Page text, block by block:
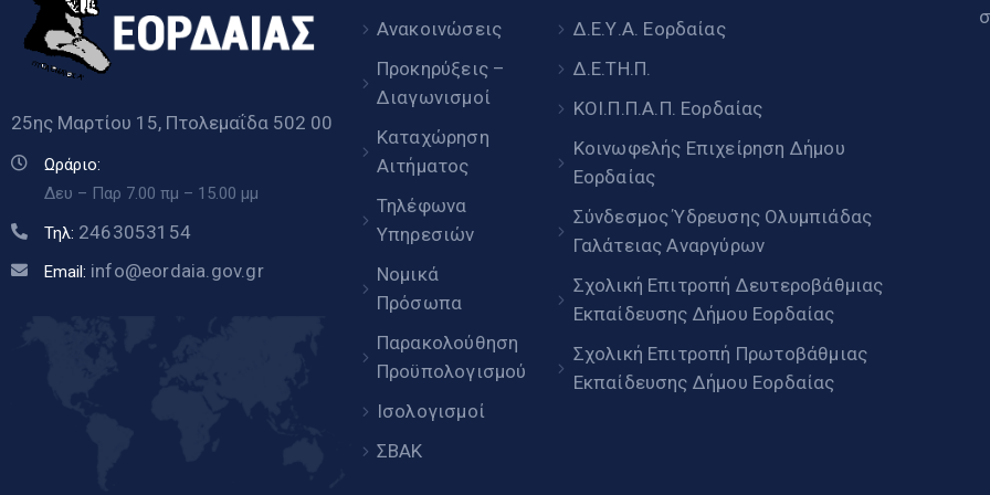
25ης Μαρτίου 15, Πτολεμαΐδα 502 00
Ωράριο:
Δευ – Παρ 7.00 πμ – 15.00 μμ
Τηλ: 2463053154
Email: info@eordaia.gov.gr
Ανακοινώσεις
Προκηρύξεις –
Διαγωνισμοί
Καταχώρηση
Αιτήματος
Τηλέφωνα
Υπηρεσιών
Νομικά
Πρόσωπα
Παρακολούθηση
Προϋπολογισμού
Ισολογισμοί
ΣΒΑΚ
Δ.Ε.Υ.Α. Εορδαίας
Δ.Ε.ΤΗ.Π.
ΚΟΙ.Π.Π.Α.Π. Εορδαίας
Κοινωφελής Επιχείρηση Δήμου
Εορδαίας
Σύνδεσμος Ύδρευσης Ολυμπιάδας
Γαλάτειας Αναργύρων
Σχολική Επιτροπή Δευτεροβάθμιας
Εκπαίδευσης Δήμου Εορδαίας
Σχολική Επιτροπή Πρωτοβάθμιας
Εκπαίδευσης Δήμου Εορδαίας